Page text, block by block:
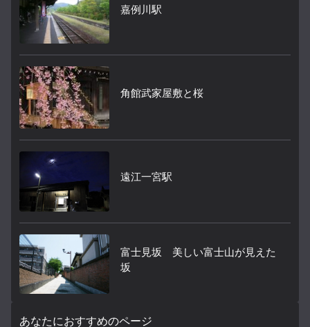
嘉例川駅
角館武家屋敷と桜
遠江一宮駅
富士見坂 美しい富士山が見えた
坂
あなたにおすすめのページ